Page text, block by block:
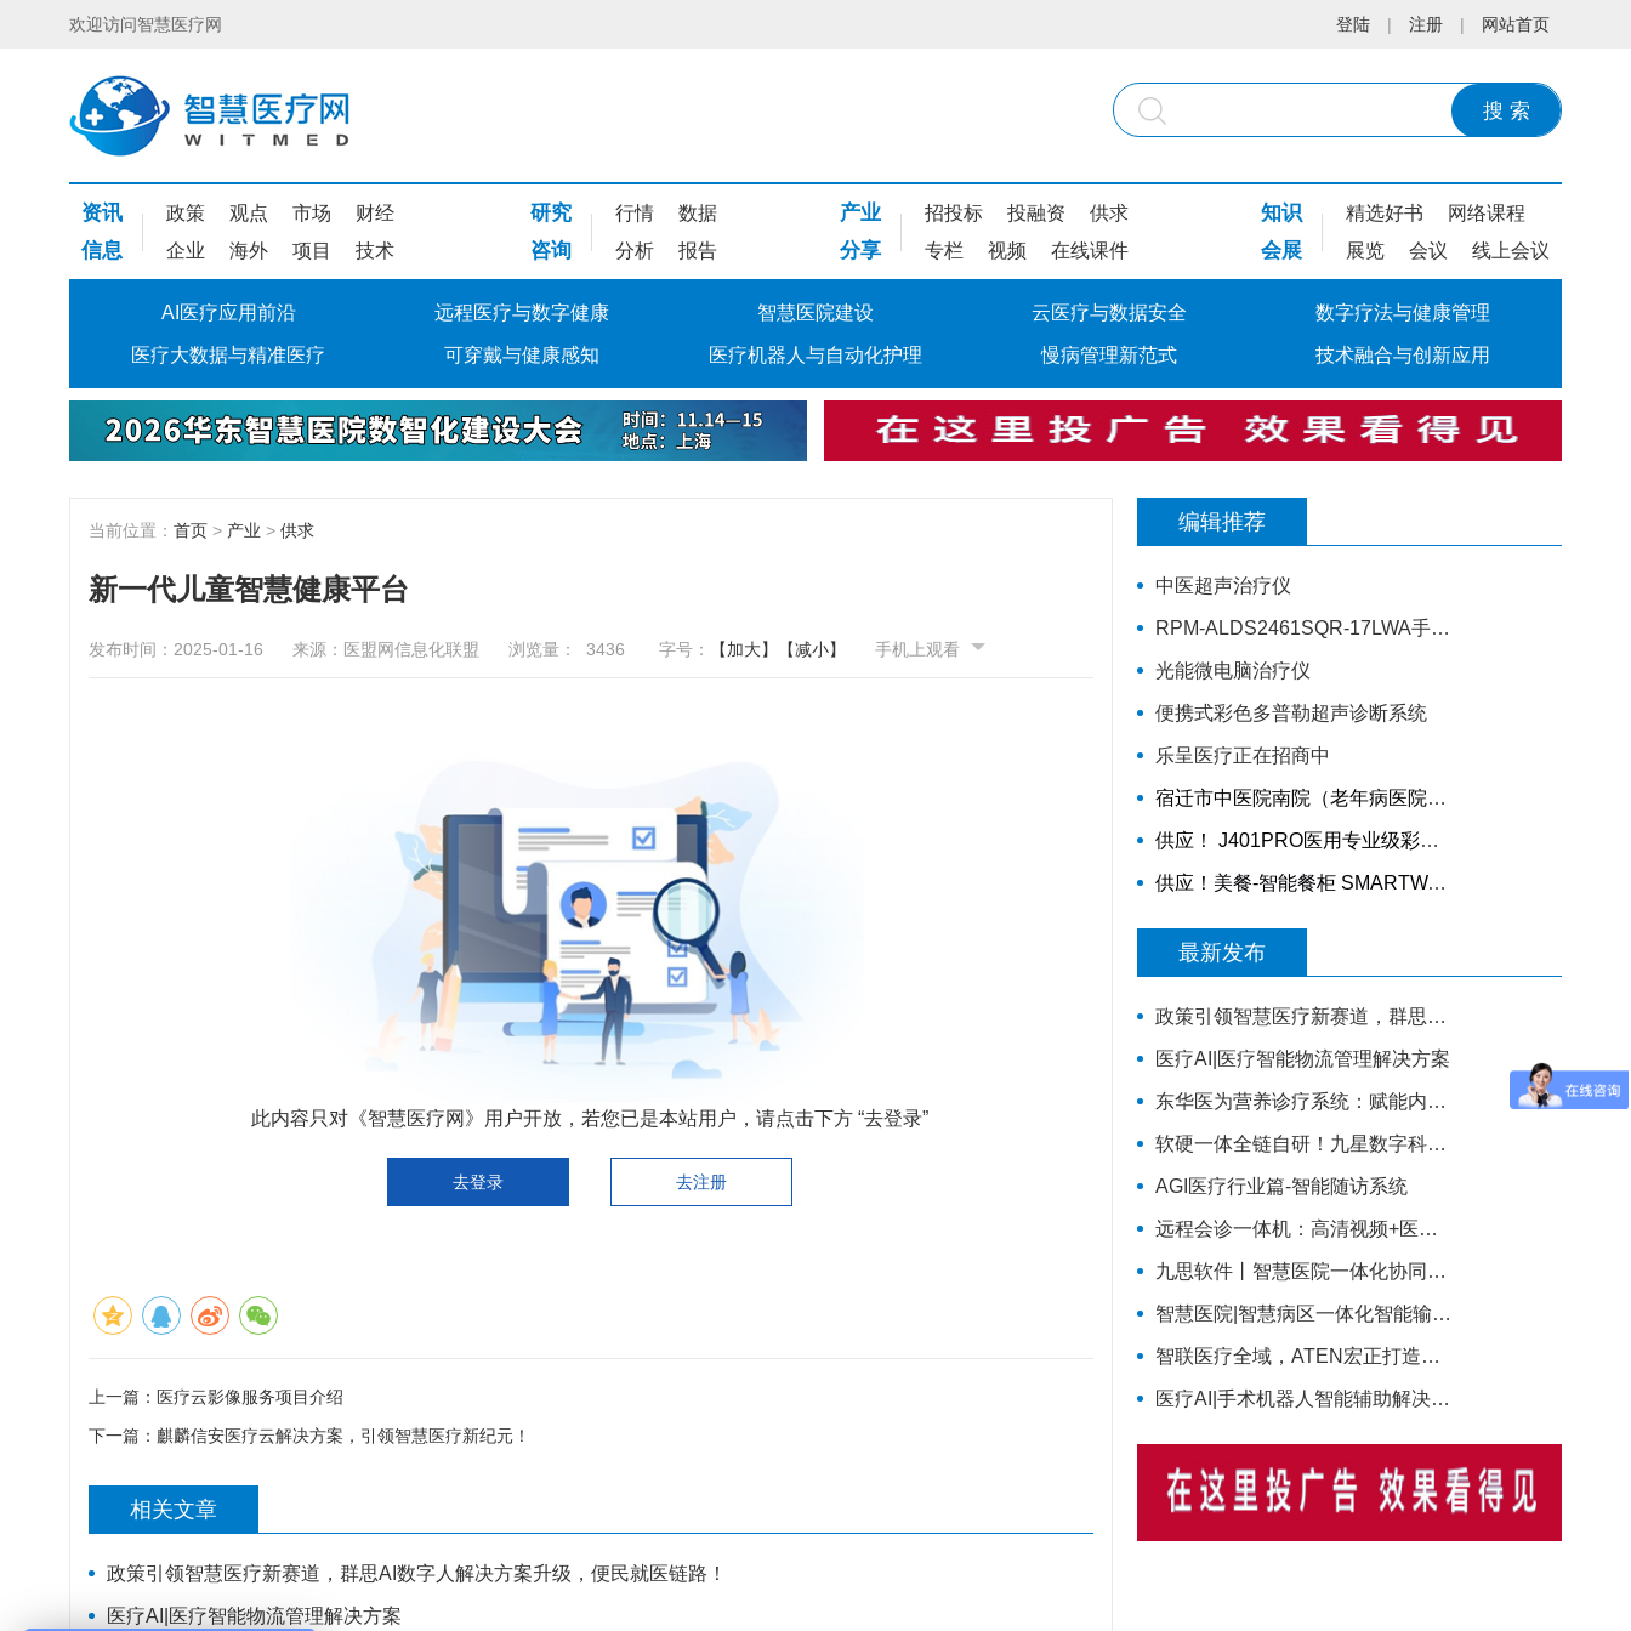
欢迎访问智慧医疗网 登陆 | 注册 | 网站首页
搜 索
资讯 政策 观点 市场 财经
信息 企业 海外 项目 技术
研究 行情 数据
咨询 分析 报告
产业 招投标 投融资 供求
分享 专栏 视频 在线课件
知识 精选好书 网络课程
会展 展览 会议 线上会议
AI医疗应用前沿 远程医疗与数字健康 智慧医院建设 云医疗与数据安全 数字疗法与健康管理
医疗大数据与精准医疗 可穿戴与健康感知 医疗机器人与自动化护理 慢病管理新范式 技术融合与创新应用
当前位置： 首页 > 产业 > 供求
新一代儿童智慧健康平台
发布时间：2025-01-16 来源：医盟网信息化联盟 浏览量： 3436 字号： 【加大】 【减小】 手机上观看
此内容只对《智慧医疗网》用户开放，若您已是本站用户，请点击下方 “去登录”
去登录 去注册
上一篇： 医疗云影像服务项目介绍
下一篇： 麒麟信安医疗云解决方案，引领智慧医疗新纪元！
相关文章
政策引领智慧医疗新赛道，群思AI数字人解决方案升级，便民就医链路！
医疗AI|医疗智能物流管理解决方案
编辑推荐
中医超声治疗仪
RPM-ALDS2461SQR-17LWA手动轮椅车
光能微电脑治疗仪
便携式彩色多普勒超声诊断系统
乐呈医疗正在招商中
宿迁市中医院南院（老年病医院）智慧医院信息化项目采购公告
供应！ J401PRO医用专业级彩色多材料3D打印机
供应！美餐-智能餐柜 SMARTWAITER W2E 、智能电子收银称 SUNMI S2
最新发布
政策引领智慧医疗新赛道，群思AI数字人解决方案升级，便民就医链路！
医疗AI|医疗智能物流管理解决方案
东华医为营养诊疗系统：赋能内分泌科智慧营养管理
软硬一体全链自研！九星数字科技完整智慧医疗产品矩阵，助力区域医疗数字化升级
AGI医疗行业篇-智能随访系统
远程会诊一体机：高清视频+医学影像的融合方案
九思软件丨智慧医院一体化协同管理解决方案
智慧医院|智慧病区一体化智能输液监控解决方案
智联医疗全域，ATEN宏正打造智慧医疗一体化连接解决方案
医疗AI|手术机器人智能辅助解决方案